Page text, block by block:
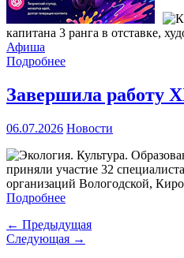
капитана 3 ранга в отставке,
Афиша
Подробнее
Завершила работу
06.07.2026 Новости
приняли участие 32
организаций Вологодской,
Подробнее
← Предыдущая
Следующая →